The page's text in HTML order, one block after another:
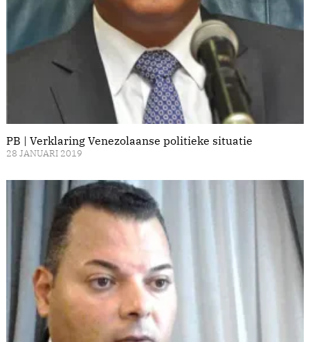
PB | Verklaring Venezolaanse politieke situatie
28 JANUARI 2019